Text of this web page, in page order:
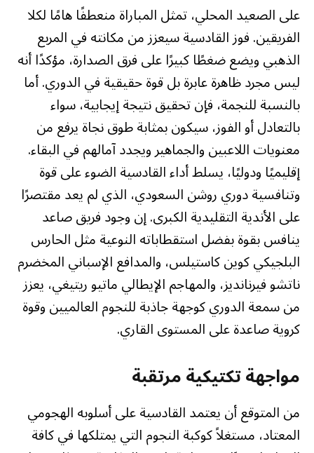
على الصعيد المحلي، تمثل المباراة منعطفًا هامًا لكلا
الفريقين. فوز القادسية سيعزز من مكانته في المربع
الذهبي ويضع ضغطًا كبيرًا على فرق الصدارة، مؤكدًا أنه
ليس مجرد ظاهرة عابرة بل قوة حقيقية في الدوري. أما
بالنسبة للنجمة، فإن تحقيق نتيجة إيجابية، سواء
بالتعادل أو الفوز، سيكون بمثابة طوق نجاة يرفع من
معنويات اللاعبين والجماهير ويجدد آمالهم في البقاء.
إقليميًا ودوليًا، يسلط أداء القادسية الضوء على قوة
وتنافسية دوري روشن السعودي، الذي لم يعد مقتصرًا
على الأندية التقليدية الكبرى. إن وجود فريق صاعد
ينافس بقوة بفضل استقطاباته النوعية مثل الحارس
البلجيكي كوين كاستيلس، والمدافع الإسباني المخضرم
ناتشو فيرنانديز، والمهاجم الإيطالي ماتيو ريتيغي، يعزز
من سمعة الدوري كوجهة جاذبة للنجوم العالميين وقوة
كروية صاعدة على المستوى القاري.
مواجهة تكتيكية مرتقبة
من المتوقع أن يعتمد القادسية على أسلوبه الهجومي
المعتاد، مستغلاً كوكبة النجوم التي يمتلكها في كافة